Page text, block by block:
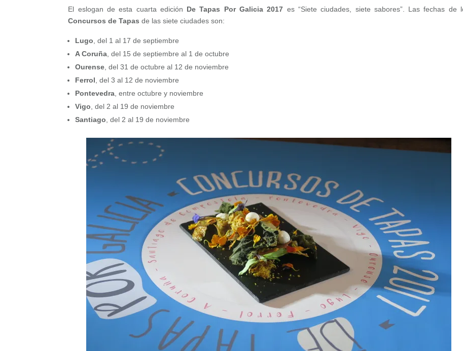
El eslogan de esta cuarta edición De Tapas Por Galicia 2017 es “Siete ciudades, siete sabores”. Las fechas de
Concursos de Tapas de las siete ciudades son:
Lugo, del 1 al 17 de septiembre
A Coruña, del 15 de septiembre al 1 de octubre
Ourense, del 31 de octubre al 12 de noviembre
Ferrol, del 3 al 12 de noviembre
Pontevedra, entre octubre y noviembre
Vigo, del 2 al 19 de noviembre
Santiago, del 2 al 19 de noviembre